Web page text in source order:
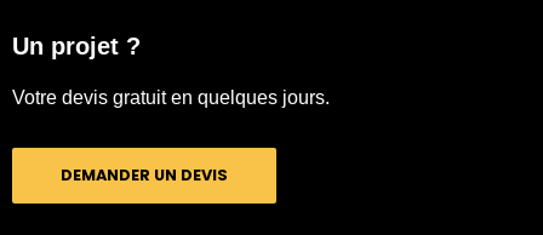
Un projet ?
Votre devis gratuit en quelques jours.
DEMANDER UN DEVIS